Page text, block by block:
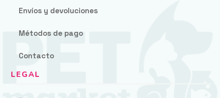
Envíos y devoluciones
Métodos de pago
Contacto